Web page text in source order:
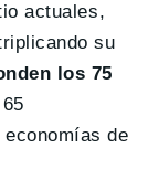
actuales,
su
los 75
de